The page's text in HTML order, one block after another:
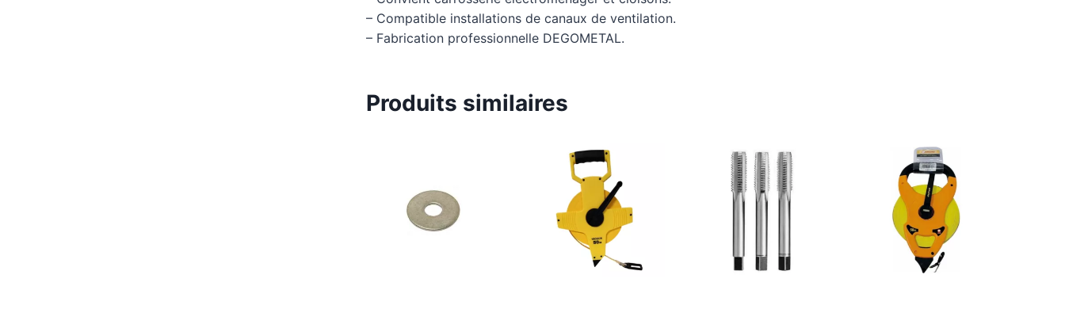
– Compatible installations de canaux de ventilation.
– Fabrication professionnelle DEGOMETAL.
Produits similaires